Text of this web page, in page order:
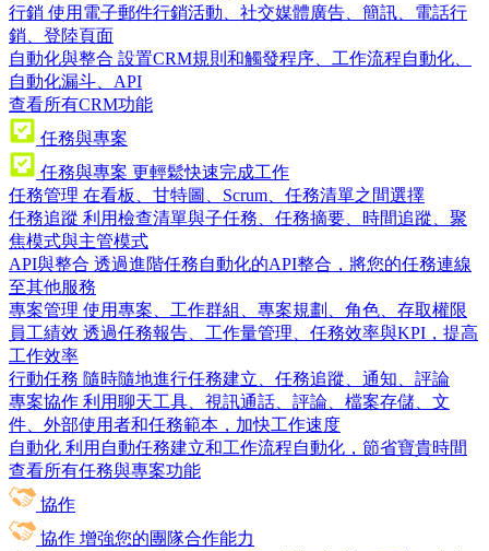
行銷 使用電子郵件行銷活動、社交媒體廣告、簡訊、電話行
銷、登陸頁面
自動化與整合 設置CRM規則和觸發程序、工作流程自動化、
自動化漏斗、API
查看所有CRM功能
任務與專案
任務與專案 更輕鬆快速完成工作
任務管理 在看板、甘特圖、Scrum、任務清單之間選擇
任務追蹤 利用檢查清單與子任務、任務摘要、時間追蹤、聚
焦模式與主管模式
API與整合 透過進階任務自動化的API整合，將您的任務連線
至其他服務
專案管理 使用專案、工作群組、專案規劃、角色、存取權限
員工績效 透過任務報告、工作量管理、任務效率與KPI，提高
工作效率
行動任務 隨時隨地進行任務建立、任務追蹤、通知、評論
專案協作 利用聊天工具、視訊通話、評論、檔案存儲、文
件、外部使用者和任務範本，加快工作速度
自動化 利用自動任務建立和工作流程自動化，節省寶貴時間
查看所有任務與專案功能
協作
協作 增強您的團隊合作能力